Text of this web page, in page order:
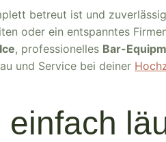
betreut ist und
oder ein entspanntes
, professionelles Bar-
und Service bei deiner